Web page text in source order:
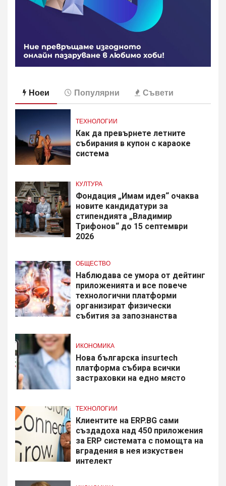
Ноеи Популярни Съвети
ТЕХНОЛОГИИ
Как да превърнете летните
събирания в купон с караоке
система
КУЛТУРА
Фондация „Имам идея“ очаква
новите кандидатури за
стипендията „Владимир
Трифонов“ до 15 септември
2026
ОБЩЕСТВО
Наблюдава се умора от дейтинг
приложенията и все повече
технологични платформи
организират физически
събития за запознанства
ИКОНОМИКА
Нова българска insurtech
платформа събира всички
застраховки на едно място
ТЕХНОЛОГИИ
Клиентите на ERP.BG сами
създадоха над 450 приложения
за ERP системата с помощта на
вградения в нея изкуствен
интелект